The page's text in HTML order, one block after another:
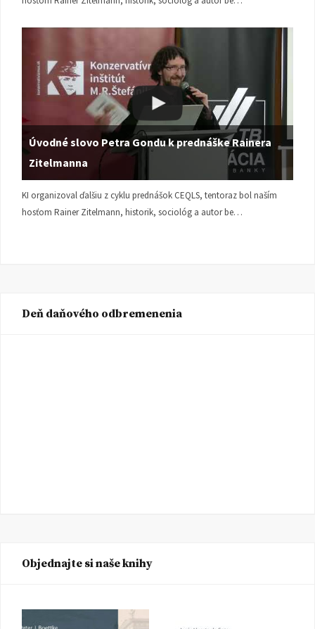
Úvodné slovo Petra Gondu k prednáške Rainera
Zitelmanna
KI organizoval ďalšiu z cyklu prednášok CEQLS, tentoraz bol naším
hosťom Rainer Zitelmann, historik, sociológ a autor be…
Deň daňového odbremenenia
Objednajte si naše knihy